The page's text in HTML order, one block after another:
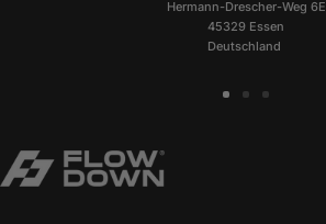
Hermann-Drescher-Weg 6E
45329 Essen
Deutschland